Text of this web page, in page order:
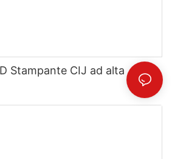
Stampante CIJ ad alta